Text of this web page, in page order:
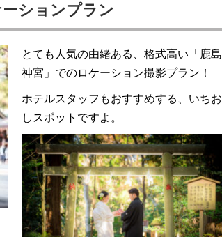
ションプラン
とても人気の由緒ある、格式高い「鹿島
神宮」でのロケーション撮影プラン！
ホテルスタッフもおすすめする、いちお
しスポットですよ。